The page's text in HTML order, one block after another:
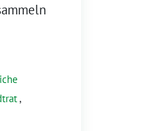
,